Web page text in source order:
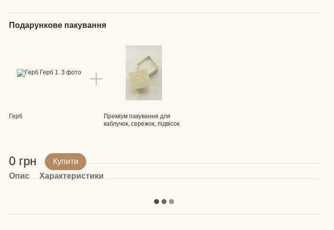
Подарункове пакування
Герб
Преміум пакування для
каблучок, сережок, підвісок
0 грн
Купити
Опис
Характеристики